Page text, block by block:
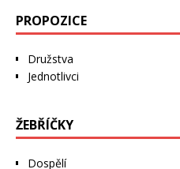
PROPOZICE
Družstva
Jednotlivci
ŽEBŘÍČKY
Dospělí